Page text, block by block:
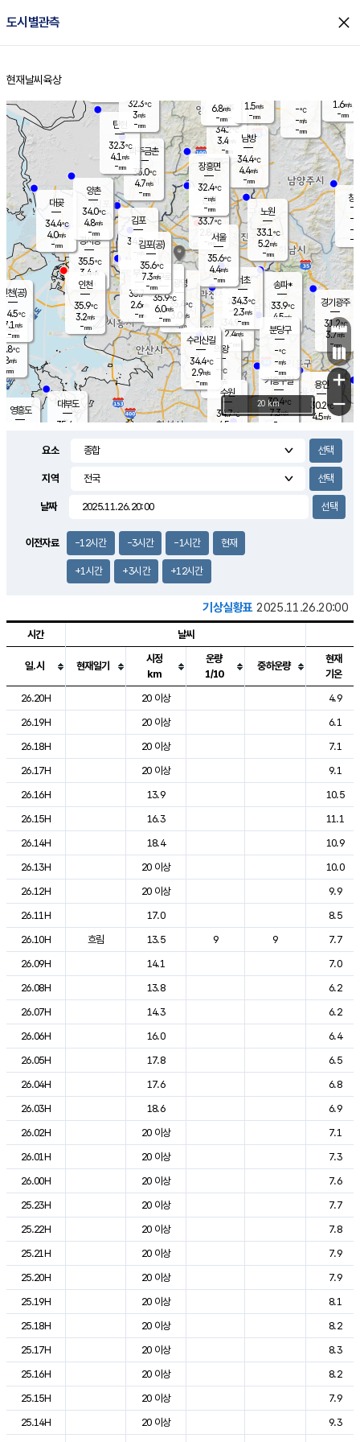
도시별관측 close
홈
현재날씨 육상
의도
℃
m/s
mm
영흥도
양주
34.2℃
3.4
-mm
과천
34.9℃
2.4m/s
- mm
용인
30.2℃
4.5m/s
경기광주
31.2℃
3.7m/s
-mm
6.1m/s
대부도
35.4
경서동
35.5℃
3.4 m/s
-mm
파주금촌
35.0℃
4.7m/s
-mm
-℃
-m/s
-mm
대곶
34.4℃
4.0m/s
-mm
창
-
-m/
-
탄현
32.3℃
4.1 m/s
-mm
1.6m/s
-mm
의왕
- ℃
m/s
mm
김포
34.8℃
-m/s
mm
광명
35.4 ℃
3.0 m/s
-mm
부천
35.7℃
2.6m/s
-mm
양촌
34.0℃
4.8m/s
-mm
구로
35.9℃
6.0m/s
-mm
은평
33.7℃
2.8 m/s
- mm
노원
33.1℃
5.2m/s
-mm
송파*
33.9℃
4.5m/s
-mm
서초
34.3℃
2.3m/s
-mm
남방
34.4℃
4.4m/s
-mm
기흥구갈
30.4℃
7.3m/s
-
수리산길
34.4℃
2.9m/s
-mm
분당구
-℃
-m/s
-mm
장흥면
32.4℃
-m/s
-mm
6.8m/s
-mm
인천(공)
34.5℃
7.1 m/s
-mm
김포(공)
35.6℃
7.3m/s
-mm
수원
34.7℃
4.5 m/s
인천
35.9℃
3.2m/s
-mm
서울
35.6℃
4.4m/s
-mm
32.3℃
3m/s
-mm
1.5m/s
-mm
+
−
20 km
요소
지역
날짜
이전자료 -12시간 -3시간 -1시간 현재
+1시간 +3시간 +12시간
기상실황표 2025.11.26.20:00
도시별 기상실황표로 지점, 날씨, 기온, 강수, 바람, 기압등을 안내한 표입
시간 날씨
일.시 현재일기
시정
km
운량
1/10
중하운량
현재
기온
26.20H
20 이상
4.9
26.19H
20 이상
6.1
26.18H
20 이상
7.1
26.17H
20 이상
9.1
26.16H
13.9
10.5
26.15H
16.3
11.1
26.14H
18.4
10.9
26.13H
20 이상
10.0
26.12H
20 이상
9.9
26.11H
17.0
8.5
26.10H
흐림 13.5 9 9
7.7
26.09H
14.1
7.0
26.08H
13.8
6.2
26.07H
14.3
6.2
26.06H
16.0
6.4
26.05H
17.8
6.5
26.04H
17.6
6.8
26.03H
18.6
6.9
26.02H
20 이상
7.1
26.01H
20 이상
7.3
26.00H
20 이상
7.6
25.23H
20 이상
7.7
25.22H
20 이상
7.8
25.21H
20 이상
7.9
25.20H
20 이상
7.9
25.19H
20 이상
8.1
25.18H
20 이상
8.2
25.17H
20 이상
8.3
25.16H
20 이상
8.2
25.15H
20 이상
7.9
25.14H
20 이상
9.3